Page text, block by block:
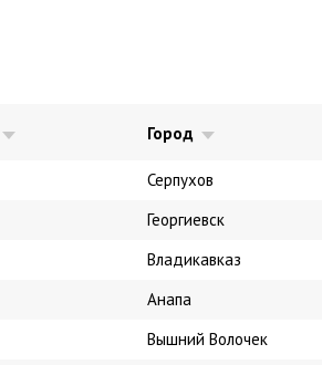
Город
Серпухов
Георгиевск
Владикавказ
Анапа
Вышний Волочек